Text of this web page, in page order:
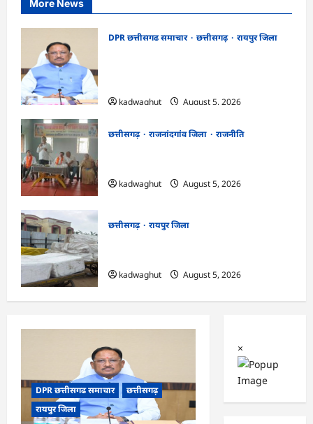
More News
DPR छत्तीसगढ समाचार छत्तीसगढ़
रायपुर जिला
kadwaghut
August 5, 2026
छत्तीसगढ़ राजनांदगांव जिला
राजनीति
kadwaghut
August 5, 2026
छत्तीसगढ़
रायपुर जिला
kadwaghut
August 5, 2026
DPR छत्तीसगढ समाचार
छत्तीसगढ़
रायपुर जिला
×